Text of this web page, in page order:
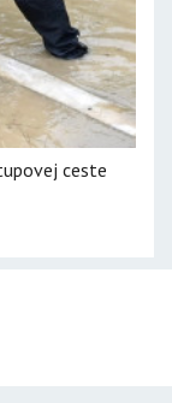
ceste